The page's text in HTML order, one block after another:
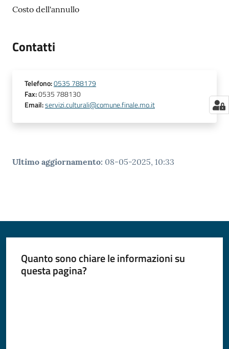
Costo dell'annullo
Contatti
Telefono:0535 788179
Fax:0535 788130
Email:servizi.culturali@comune.finale.mo.it
Ultimo aggiornamento: 08-05-2025, 10:33
Quanto sono chiare le informazioni su
questa pagina?